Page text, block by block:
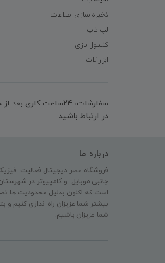
ذخیره سازی اطلاعات
لپ تاپ
کنسول بازی
ابزارآلات
سفارشات، 24ساعت
در ارتباط باشید
درباره ما
جانبی موبایل و کامپیوتر در
است که اکنون بدلیل محدودیت ها
بیشتر شما عزیزان راه اندازی کنیم
شما عزیزان باشیم.